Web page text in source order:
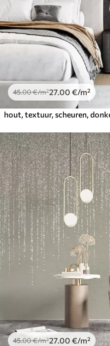
45.00€/m²27.00 €/m²
45.00€/m²27.00 €/m²